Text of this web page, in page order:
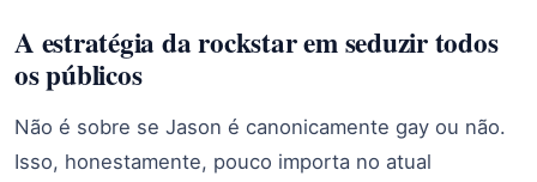
A estratégia da rockstar em seduzir todos
os públicos
Não é sobre se Jason é canonicamente gay ou não.
Isso, honestamente, pouco importa no atual